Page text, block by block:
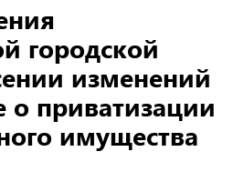
городской
изменений
приватизации
имущества